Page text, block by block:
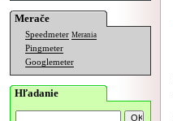
Merače
Speedmeter Merania
Pingmeter
Googlemeter
Hľadanie